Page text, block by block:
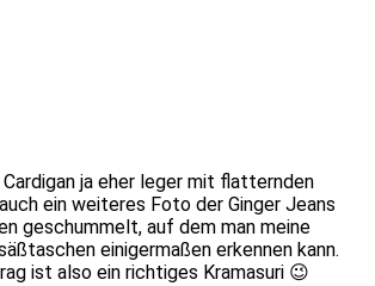
ja eher leger mit flatternden
ein weiteres Foto der Ginger Jeans
geschummelt, auf dem man meine
einigermaßen erkennen kann.
ist also ein richtiges Kramasuri 😉